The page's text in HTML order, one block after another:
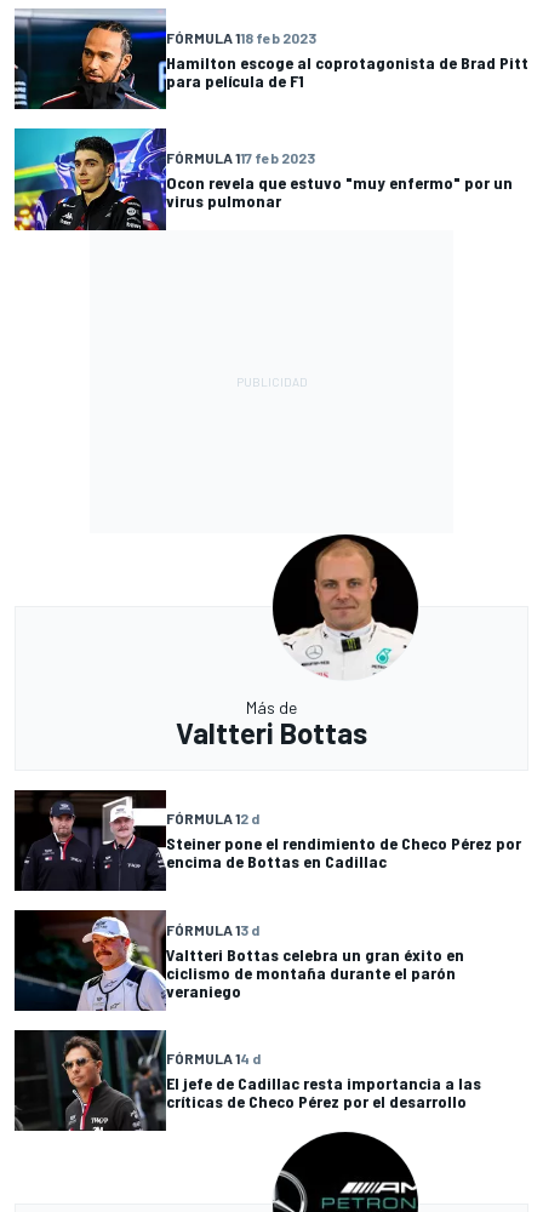
FÓRMULA 118 feb 2023
Hamilton escoge al coprotagonista de Brad Pitt
para película de F1
FÓRMULA 117 feb 2023
Ocon revela que estuvo "muy enfermo" por un
virus pulmonar
Más de
Valtteri Bottas
FÓRMULA 12 d
Steiner pone el rendimiento de Checo Pérez por
encima de Bottas en Cadillac
FÓRMULA 13 d
Valtteri Bottas celebra un gran éxito en
ciclismo de montaña durante el parón
veraniego
FÓRMULA 14 d
El jefe de Cadillac resta importancia a las
críticas de Checo Pérez por el desarrollo